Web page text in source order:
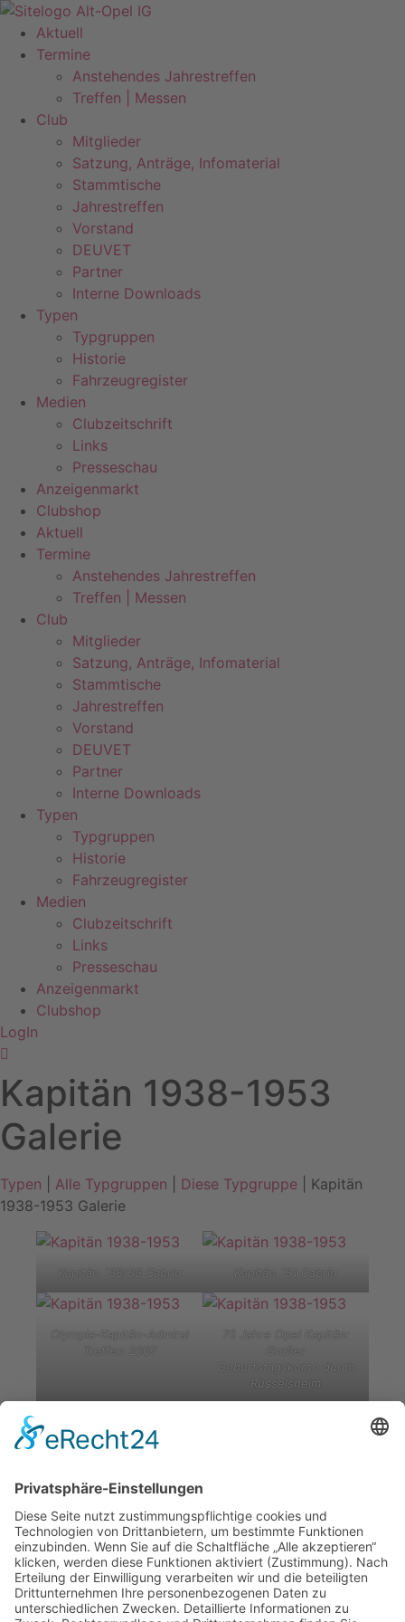
Zum
Inhalt
springen
Aktuell
Termine
Anstehendes Jahrestreffen
Treffen | Messen
Club
Mitglieder
Satzung, Anträge, Infomaterial
Stammtische
Jahrestreffen
Vorstand
DEUVET
Partner
Interne Downloads
Typen
Typgruppen
Historie
Fahrzeugregister
Medien
Clubzeitschrift
Links
Presseschau
Anzeigenmarkt
Clubshop
Aktuell
Termine
Anstehendes Jahrestreffen
Treffen | Messen
Club
Mitglieder
Satzung, Anträge, Infomaterial
Stammtische
Jahrestreffen
Vorstand
DEUVET
Partner
Interne Downloads
Typen
Typgruppen
Historie
Fahrzeugregister
Medien
Clubzeitschrift
Links
Presseschau
Anzeigenmarkt
Clubshop
LogIn
Kapitän 1938-1953
Galerie
Typen Alle Typgruppen Diese Typgruppe | Kapitän
1938-1953 Galerie
Kapitän ´38/39 Cabrio Kapitän ´51 Cabrio
Olympia-Kapitän-Admiral
Treffen 2007
75 Jahre Opel Kapitän:
Großer
Geburtstagskorso durch
Rüsselsheim
zurück
nach oben
Impressum
Datenschutzerklärung
Mitgliederbereich
Facebook
Instagram
Umsetzung:DOUBLE-A-DESIGN
Kontakt